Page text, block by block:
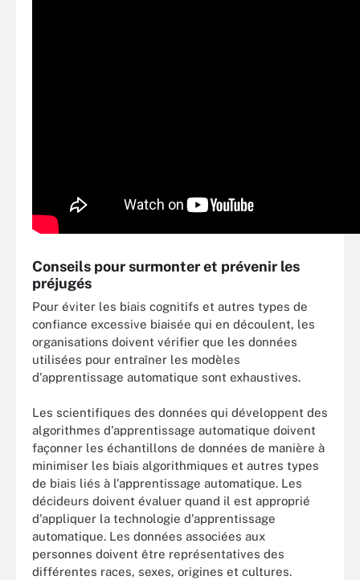
Conseils pour surmonter et prévenir les
préjugés
Pour éviter les biais cognitifs et autres types de
confiance excessive biaisée qui en découlent, les
organisations doivent vérifier que les données
utilisées pour entraîner les modèles
d'apprentissage automatique sont exhaustives.
Les scientifiques des données qui développent des
algorithmes d'apprentissage automatique doivent
façonner les échantillons de données de manière à
minimiser les biais algorithmiques et autres types
de biais liés à l'apprentissage automatique. Les
décideurs doivent évaluer quand il est approprié
d'appliquer la technologie d'apprentissage
automatique. Les données associées aux
personnes doivent être représentatives des
différentes races, sexes, origines et cultures.